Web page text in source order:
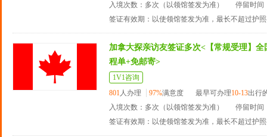
入境次数：多次（以领馆签发为准）
停留时间
签证有效期：以使领馆签发为准，最长不超过护
加拿大探亲访友签证多次<【常规受理】
程单+免邮寄>
1V1咨询
801人办理 97%满意度 最早可办理10-13出行
入境次数：多次（以领馆签发为准）
停留时间
签证有效期：以使领馆签发为准，最长不超过护